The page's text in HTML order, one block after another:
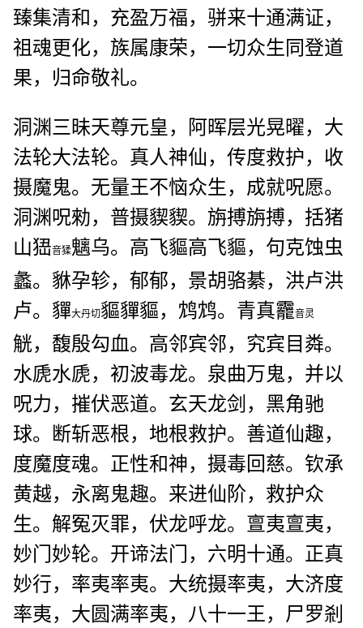
臻集清和，充盈万福，骈来十通满证，
祖魂更化，族属康荣，一切众生同登道
果，归命敬礼。
洞渊三昧天尊元皇，阿晖层光晃曜，大
法轮大法轮。真人神仙，传度救护，收
摄魔鬼。无量王不恼众生，成就呪愿。
洞渊呪勑，普摄䝟䝟。旃搏旃搏，括猪
山峱音猱魑乌。高飞貙高飞貙，句克蚀虫
蠡。貅孕轸，郁郁，景胡骆綦，洪卢洪
卢。貚大丹切貙貚貙， 鸩鸩。青真龗音灵
觥，馥殷勾血。高邻宾邻，究宾目粦。
水虒水虒，初波毒龙。泉曲万鬼，并以
呪力，摧伏恶道。玄天龙剑，黑角驰
球。断斩恶根，地根救护。善道仙趣，
度魔度魂。正性和神，摄毒回慈。钦承
黄越，永离鬼趣。来进仙阶，救护众
生。解冤灭罪，伏龙呼龙。亶夷亶夷，
妙门妙轮。开谛法门，六明十通。正真
妙行，率夷率夷。大统摄率夷，大济度
率夷，大圆满率夷，八十一王，尸罗剎